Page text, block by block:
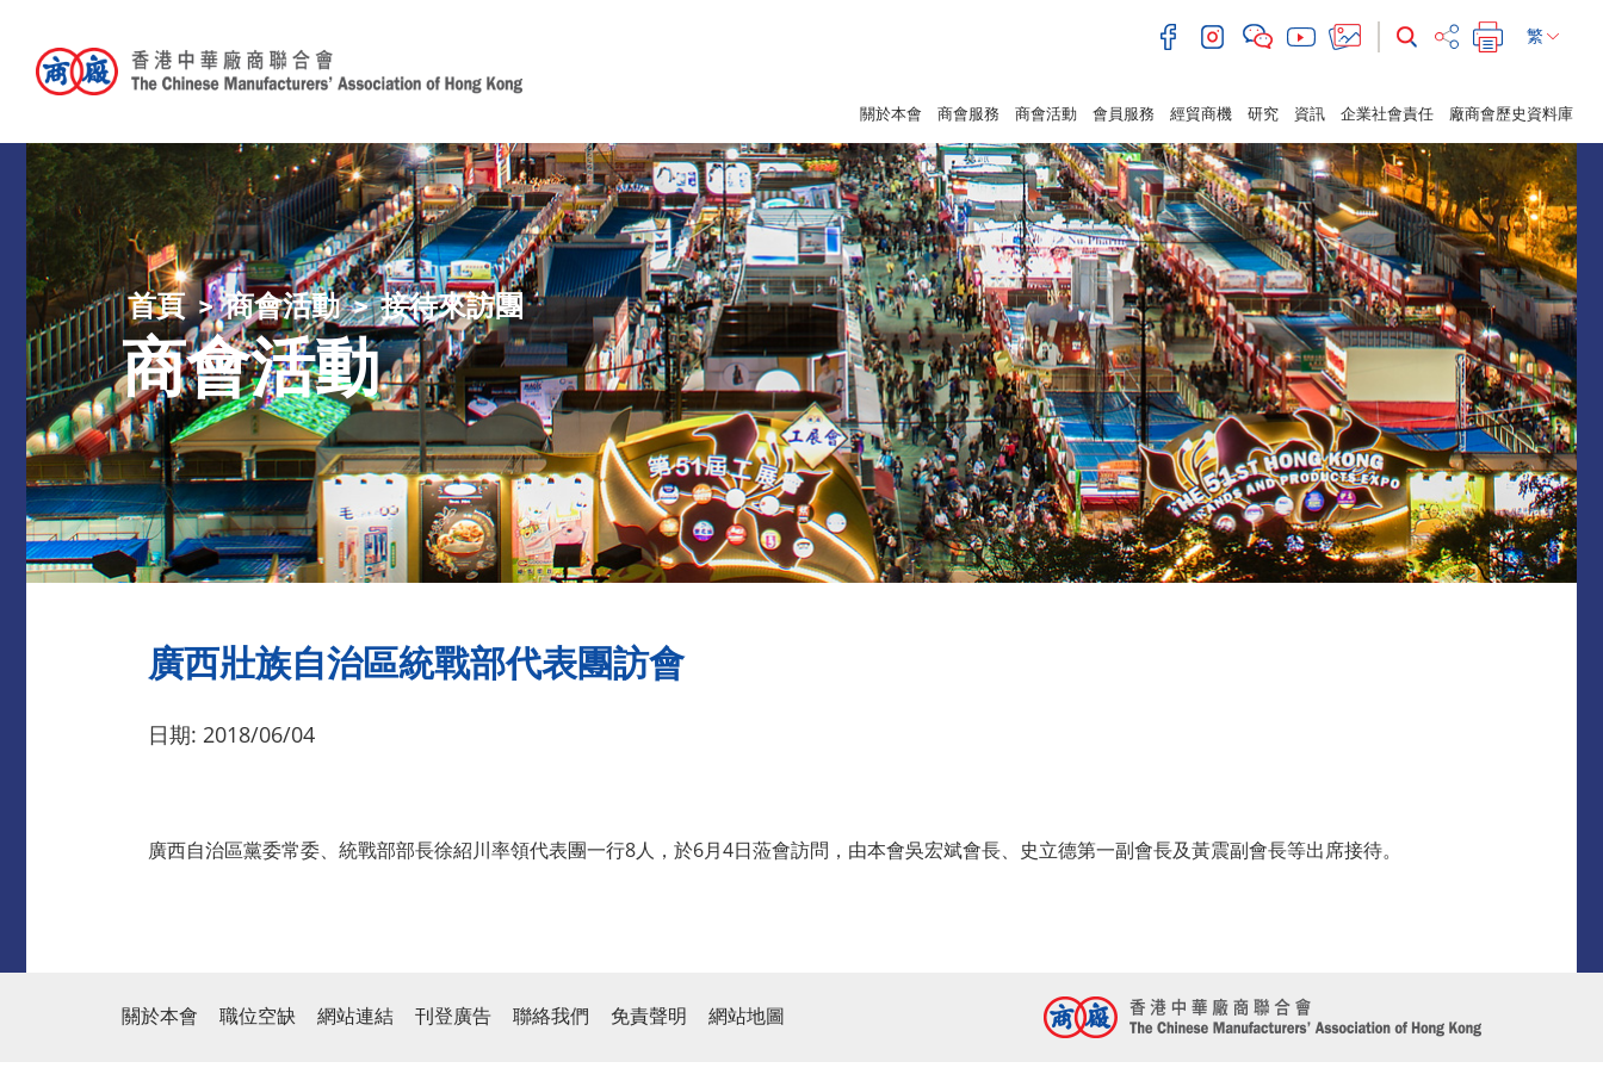
繁
關於本會 商會服務 商會活動 會員服務 經貿商機 研究 資訊 企業社會責任 廠商會歷史資料庫
首頁 商會活動 接待來訪團
商會活動
廣西壯族自治區統戰部代表團訪會
日期: 2018/06/04
廣西自治區黨委常委、統戰部部長徐紹川率領代表團一行8人，於6月4日蒞會訪問，由本會吳宏斌會長、史立德第一副會長及黃震副會長等出席接待。
關於本會 職位空缺 網站連結 刊登廣告 聯絡我們 免責聲明 網站地圖